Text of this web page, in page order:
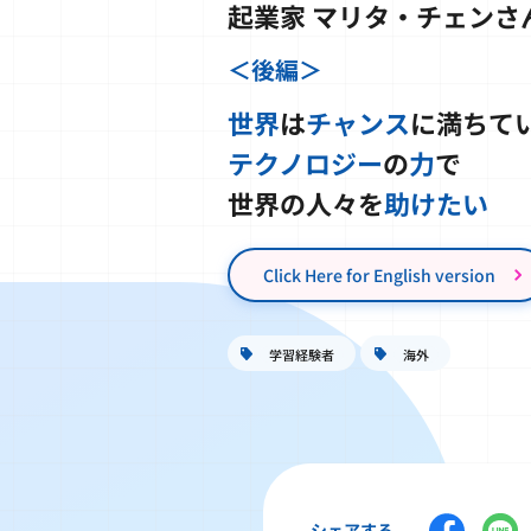
起業家 マリタ・チェンさ
＜後編＞
世界はチャンスに満ちて
テクノロジーの力で
世界の人々を助けたい
学習経験者 海外